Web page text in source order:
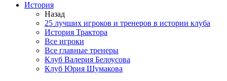
История
Назад
25 лучших игроков и тренеров в истории клуба
История Трактора
Все игроки
Все главные тренеры
Клуб Валерия Белоусова
Клуб Юрия Шумакова